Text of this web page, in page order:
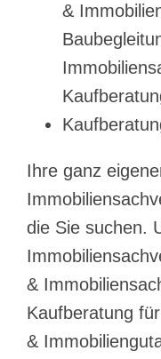
&
Ihre ganz
die Sie suchen.
&
Kaufberatung
&